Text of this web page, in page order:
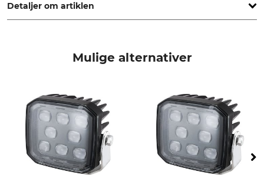
Detaljer om artiklen
Mulige alternativer